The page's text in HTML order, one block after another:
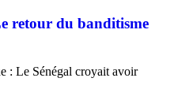
retour du banditisme
: Le Sénégal croyait avoir